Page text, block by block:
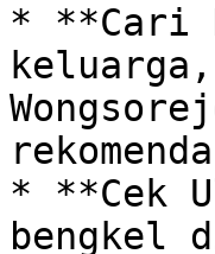
* **Cari
* **Cek
bengkel